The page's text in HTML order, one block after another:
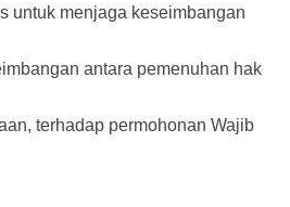
untuk menjaga keseimbangan
antara pemenuhan hak
terhadap permohonan Wajib